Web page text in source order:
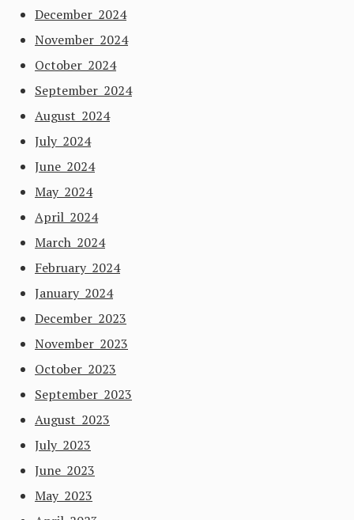
December 2024
November 2024
October 2024
September 2024
August 2024
July 2024
June 2024
May 2024
April 2024
March 2024
February 2024
January 2024
December 2023
November 2023
October 2023
September 2023
August 2023
July 2023
June 2023
May 2023